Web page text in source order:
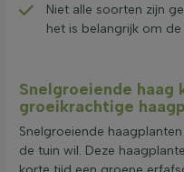
Niet alle soorten zijn
het is belangrijk om
Snelgroeiende haag
groeikrachtige
Snelgroeiende
de tuin wil. Deze